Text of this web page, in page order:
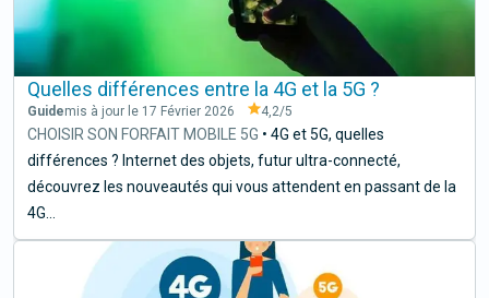
Quelles différences entre la 4G et la 5G ?
Guidemis à jour le 17 Février 2026 4,2/5
CHOISIR SON FORFAIT MOBILE 5G • 4G et 5G, quelles
différences ? Internet des objets, futur ultra-connecté,
découvrez les nouveautés qui vous attendent en passant de la
4G...